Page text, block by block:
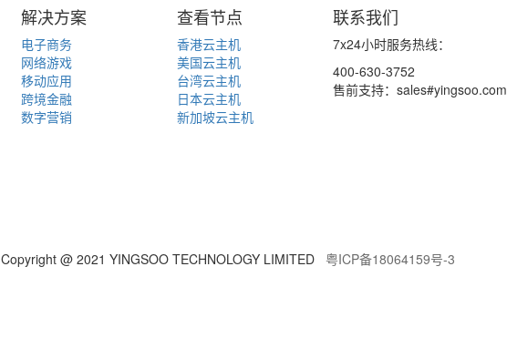
解决方案
电子商务
网络游戏
移动应用
跨境金融
数字营销
查看节点
香港云主机
美国云主机
台湾云主机
日本云主机
新加坡云主机
联系我们
7x24小时服务热线：
400-630-3752
售前支持：sales#yingsoo.com
Copyright @ 2021 YINGSOO TECHNOLOGY LIMITED 粤ICP备18064159号-3